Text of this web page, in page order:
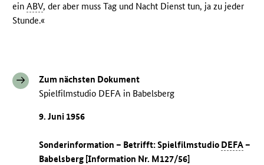
einABV, der aber muss Tag und Nacht Dienst tun, ja zu jeder
Stunde.«
Zum nächsten Dokument
Spielfilmstudio DEFA in Babelsberg
9. Juni 1956
Sonderinformation – Betrifft: Spielfilmstudio DEFA–
Babelsberg [Information Nr. M127/56]